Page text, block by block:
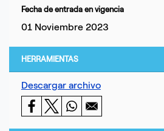
Fecha de entrada en vigencia
01 Noviembre 2023
HERRAMIENTAS
Descargar archivo